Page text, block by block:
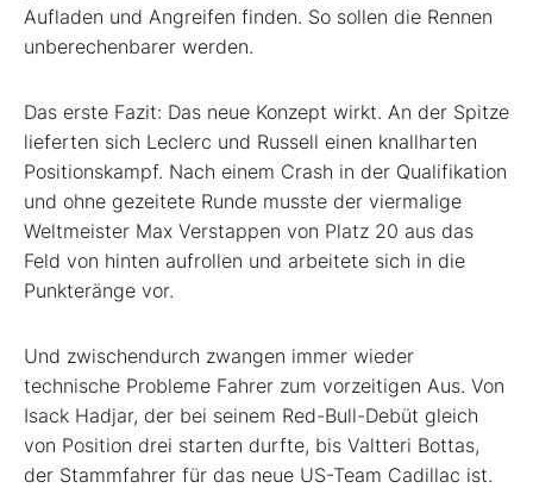
Aufladen und Angreifen finden. So sollen die Rennen
unberechenbarer werden.
Das erste Fazit: Das neue Konzept wirkt. An der Spitze
lieferten sich Leclerc und Russell einen knallharten
Positionskampf. Nach einem Crash in der Qualifikation
und ohne gezeitete Runde musste der viermalige
Weltmeister Max Verstappen von Platz 20 aus das
Feld von hinten aufrollen und arbeitete sich in die
Punkteränge vor.
Und zwischendurch zwangen immer wieder
technische Probleme Fahrer zum vorzeitigen Aus. Von
Isack Hadjar, der bei seinem Red-Bull-Debüt gleich
von Position drei starten durfte, bis Valtteri Bottas,
der Stammfahrer für das neue US-Team Cadillac ist.